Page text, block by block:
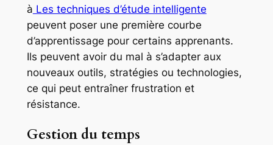
à Les techniques d’étude intelligente
peuvent poser une première courbe
d’apprentissage pour certains apprenants.
Ils peuvent avoir du mal à s’adapter aux
nouveaux outils, stratégies ou technologies,
ce qui peut entraîner frustration et
résistance.
Gestion du temps